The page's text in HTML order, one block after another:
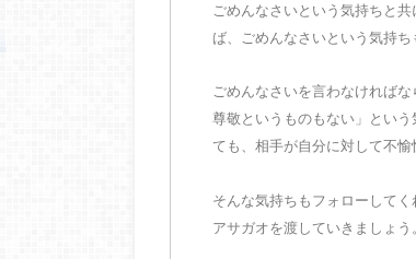
ごめんなさいという気持ちと
ば、ごめんなさいという気持ち
ごめんなさいを言わなければ
尊敬というものもない」とい
ても、相手が自分に対して不
そんな気持ちもフォローして
アサガオを渡していきましょう。